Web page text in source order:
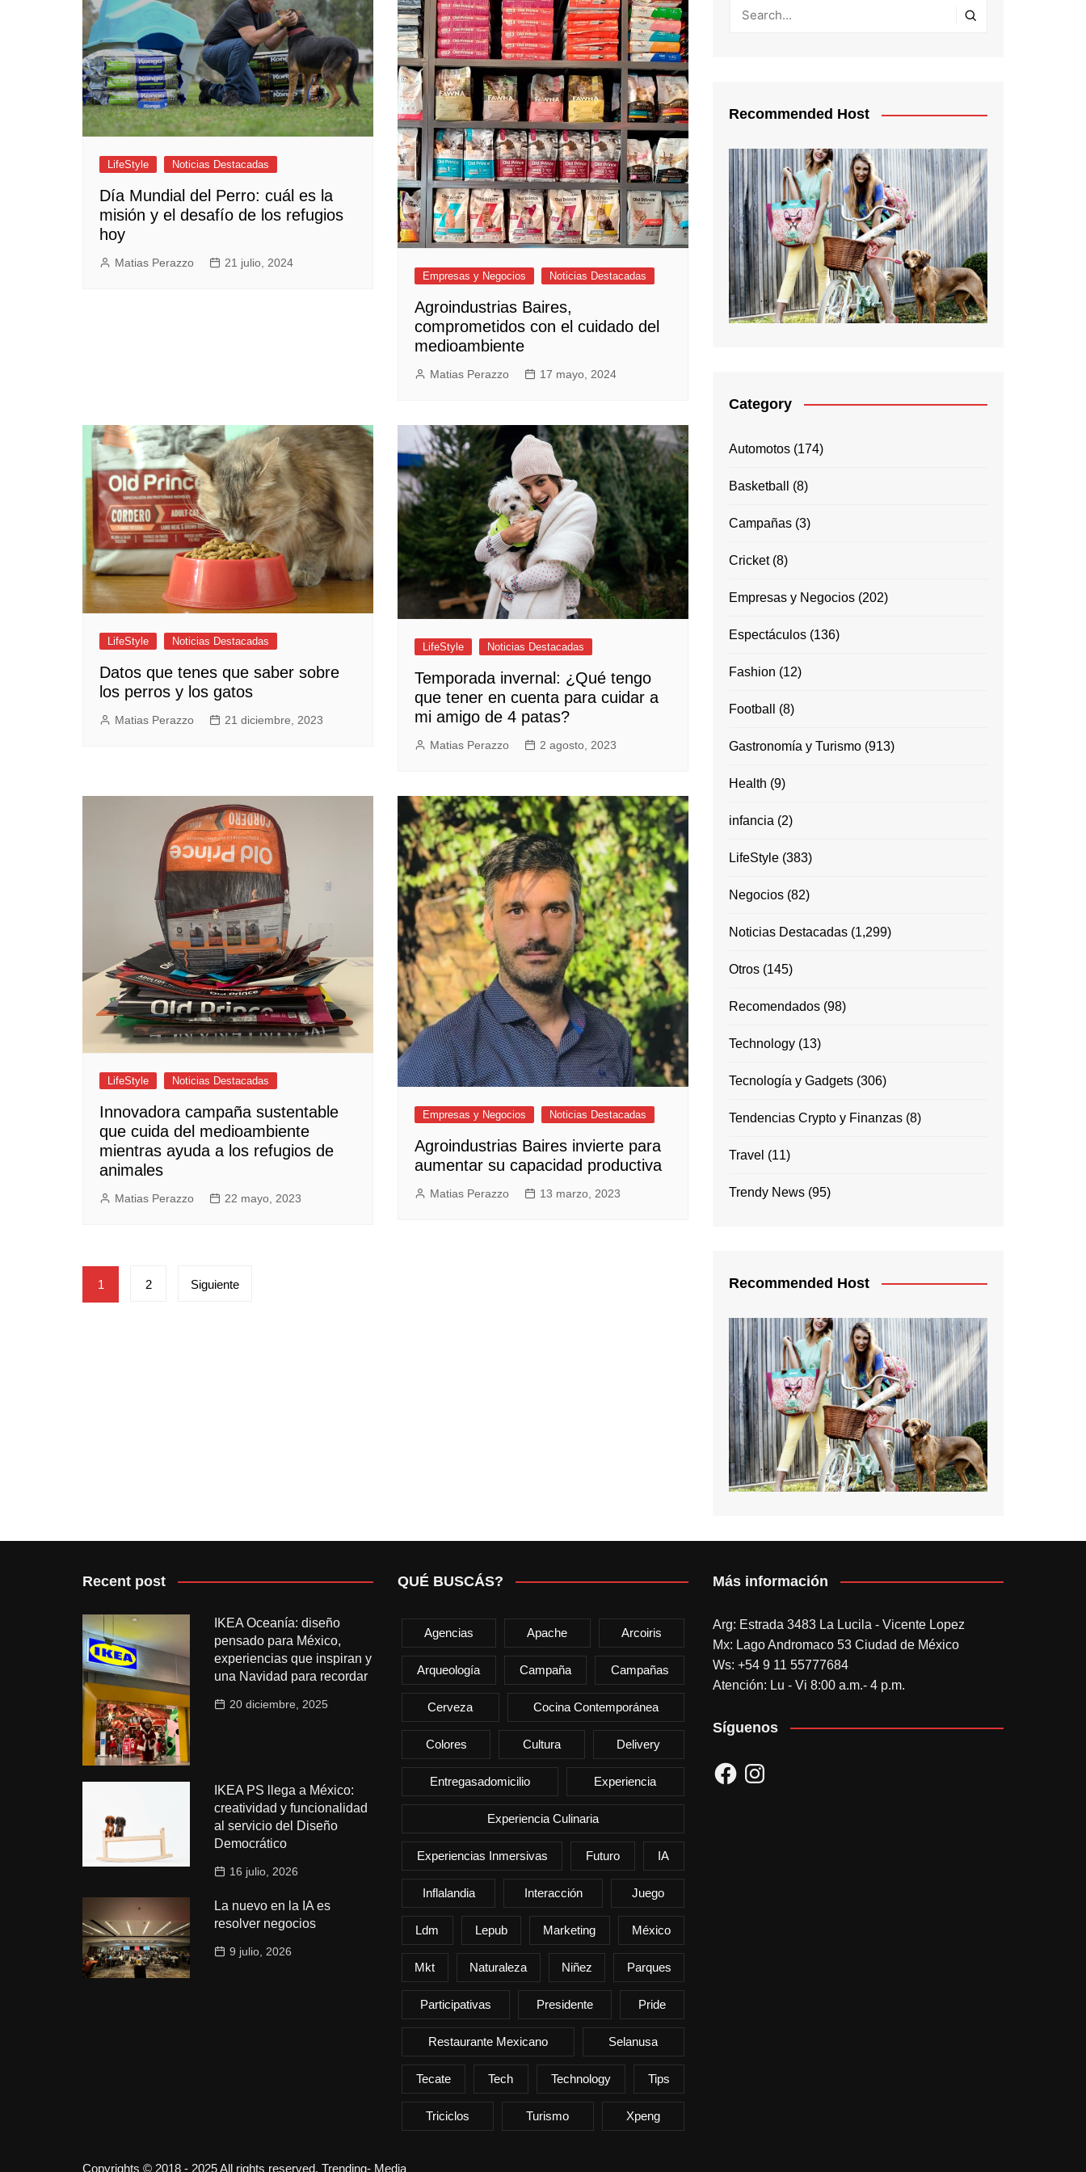
Empresas y Negocios
Automotos
Espectáculos
Trendy News
LifeStyle
Negocios
LifeStyle Noticias Destacadas
Día Mundial del Perro: cuál es la
misión y el desafío de los refugios
hoy
Matias Perazzo 21 julio, 2024
Empresas y Negocios Noticias Destacadas
Agroindustrias Baires,
comprometidos con el cuidado del
medioambiente
Matias Perazzo 17 mayo, 2024
LifeStyle Noticias Destacadas
Datos que tenes que saber sobre
los perros y los gatos
Matias Perazzo 21 diciembre, 2023
LifeStyle Noticias Destacadas
Temporada invernal: ¿Qué tengo
que tener en cuenta para cuidar a
mi amigo de 4 patas?
Matias Perazzo 2 agosto, 2023
LifeStyle Noticias Destacadas
Innovadora campaña sustentable
que cuida del medioambiente
mientras ayuda a los refugios de
animales
Matias Perazzo 22 mayo, 2023
Empresas y Negocios Noticias Destacadas
Agroindustrias Baires invierte para
aumentar su capacidad productiva
Matias Perazzo 13 marzo, 2023
Paginación
de
1 2 Siguiente
Recommended Host
Category
Automotos (174)
Basketball (8)
Campañas (3)
Cricket(8)
Empresas y Negocios (202)
Espectáculos (136)
Fashion (12)
Football (8)
Gastronomía y Turismo (913)
Health (9)
infancia (2)
LifeStyle (383)
Negocios (82)
Noticias Destacadas (1,299)
Otros (145)
Recomendados (98)
Technology (13)
Tecnología y Gadgets (306)
Tendencias Crypto y Finanzas (8)
Travel (11)
Trendy News (95)
Recommended Host
Recent post
IKEA Oceanía: diseño
pensado para México,
experiencias que inspiran y
una Navidad para recordar
20 diciembre, 2025
IKEA PS llega a México:
creatividad y funcionalidad
al servicio del Diseño
Democrático
16 julio, 2026
La nuevo en la IA es
resolver negocios
9 julio, 2026
QUÉ BUSCÁS?
Agencias Apache Arcoiris
Arqueología Campaña Campañas
Cerveza Cocina Contemporánea
Colores Cultura Delivery
Entregasadomicilio Experiencia
Experiencia Culinaria
Experiencias Inmersivas Futuro IA
Inflalandia Interacción Juego
Ldm Lepub Marketing México
Mkt Naturaleza Niñez Parques
Participativas Presidente Pride
Restaurante Mexicano Selanusa
Tecate Tech Technology Tips
Triciclos Turismo Xpeng
Más información
Arg: Estrada 3483 La Lucila - Vicente Lopez
Mx: Lago Andromaco 53 Ciudad de México
Ws: +54 9 11 55777684
Atención: Lu - Vi 8:00 a.m.- 4 p.m.
Síguenos
FacebookInstagram
Copyrights © 2018 - 2025 All rights reserved. Trending- Media